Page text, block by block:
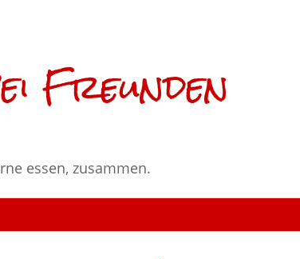
Freunden
essen, zusammen.